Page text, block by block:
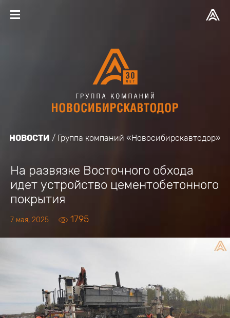
НОВОСТИ Группа компаний «Новосибирскавтодор»
На развязке Восточного обхода
идет устройство цементобетонного
покрытия
7 мая, 2025 1795